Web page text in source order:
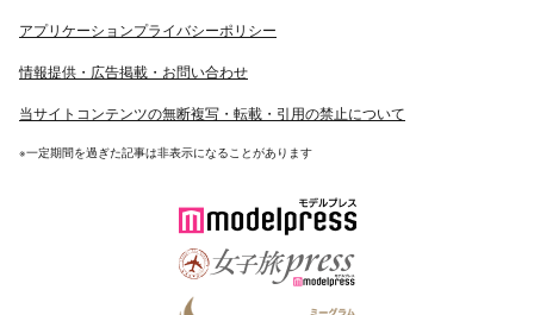
アプリケーションプライバシーポリシー
情報提供・広告掲載・お問い合わせ
当サイトコンテンツの無断複写・転載・引用の禁止について
※一定期間を過ぎた記事は非表示になることがあります